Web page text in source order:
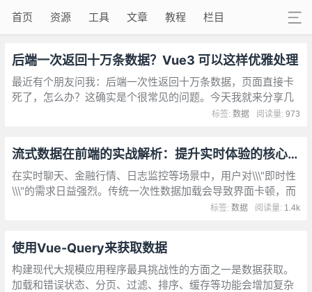
首页 资源 工具 文章 教程 栏目
后端一次返回十万条数据？Vue3 可以这样优雅处理
最近有个朋友问我：后端一次性返回十万条数据，页面直接卡
死了，怎么办？这确实是个很常见的问题。今天我就来分享几
阅读量:973
标签:数据
流式数据在前端的实战解析：提升实时体验的核心技术
在实时聊天、金融行情、日志监控等场景中，用户对\\\"即时性
\\\"的需求日益强烈。传统一次性数据加载会导致界面卡顿，而
流式输出（Streaming）技术通过渐进式内容渲染
阅读量: 1.4k
标签:数据
使用Vue-Query来获取数据
构建现代大规模应用程序最具挑战性的方面之一是数据获取。
加载和错误状态、分页、过滤、排序、缓存等功能会增加复杂